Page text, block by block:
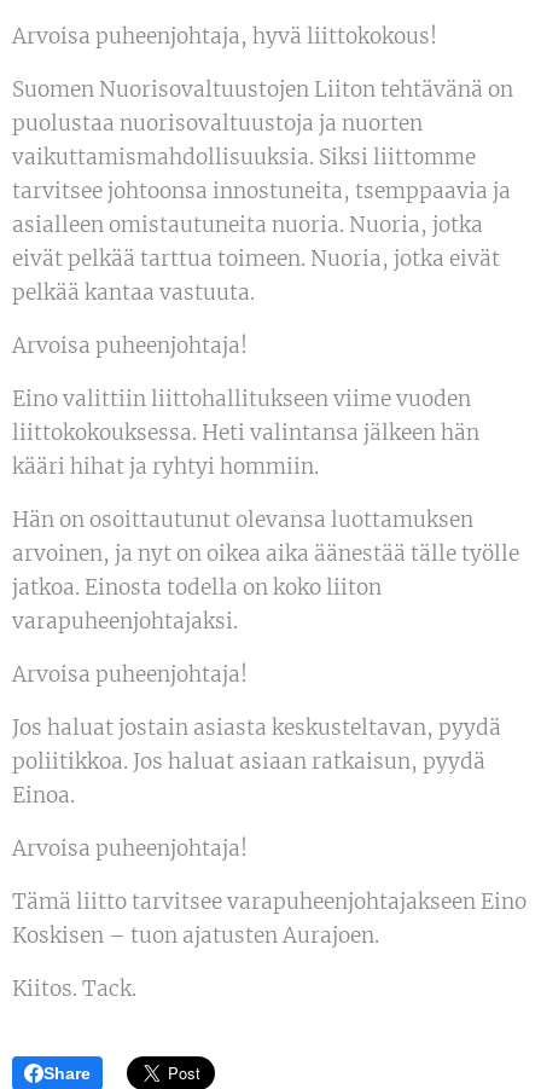
Arvoisa puheenjohtaja, hyvä liittokokous!
Suomen Nuorisovaltuustojen Liiton tehtävänä on
puolustaa nuorisovaltuustoja ja nuorten
vaikuttamismahdollisuuksia. Siksi liittomme
tarvitsee johtoonsa innostuneita, tsemppaavia ja
asialleen omistautuneita nuoria. Nuoria, jotka
eivät pelkää tarttua toimeen. Nuoria, jotka eivät
pelkää kantaa vastuuta.
Arvoisa puheenjohtaja!
Eino valittiin liittohallitukseen viime vuoden
liittokokouksessa. Heti valintansa jälkeen hän
kääri hihat ja ryhtyi hommiin.
Hän on osoittautunut olevansa luottamuksen
arvoinen, ja nyt on oikea aika äänestää tälle työlle
jatkoa. Einosta todella on koko liiton
varapuheenjohtajaksi.
Arvoisa puheenjohtaja!
Jos haluat jostain asiasta keskusteltavan, pyydä
poliitikkoa. Jos haluat asiaan ratkaisun, pyydä
Einoa.
Arvoisa puheenjohtaja!
Tämä liitto tarvitsee varapuheenjohtajakseen Eino
Koskisen – tuon ajatusten Aurajoen.
Kiitos. Tack.
Share